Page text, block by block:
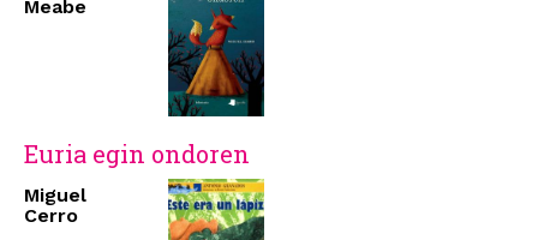
Meabe
Euria egin ondoren
Miguel
Cerro